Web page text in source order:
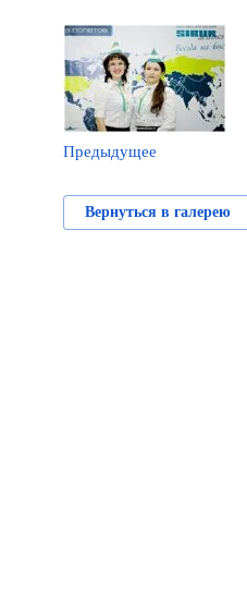
Предыдущее
Вернуться в галерею